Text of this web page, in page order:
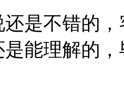
还是不错的
是能理解的